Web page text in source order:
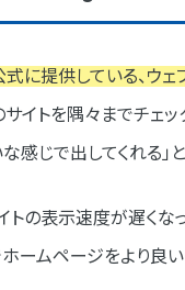
の影響
響
つけて、サイトを次のス
式に提供している、ウ
サイトを隅々までチェ
感じで出してくれる」
トの表示速度が遅く
ームページをより良い